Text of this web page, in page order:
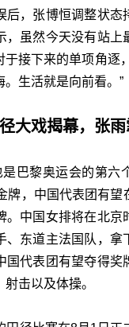
后，张博恒调整状态
，虽然今天没有站上
于接下来的单项角逐
生活就是向前看。”
大戏揭幕，张
巴黎奥运会的第六
牌，中国代表团有望
。中国女排将在北京
、东道主法国队，拿
国代表团有望夺得奖
击以及体操。